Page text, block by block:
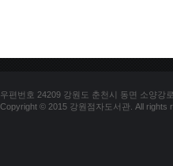
우편번호 24209 강원도 춘천시 동면 소양강
Copyright © 2015 강원점자도서관. All rights